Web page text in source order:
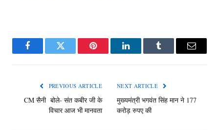
FacebookTwitter Pinterest LinkedInTumblr Email
PREVIOUS ARTICLE
CM सैनी बोले- संत कबीर जी के
विचार आज भी मानवता
NEXT ARTICLE
मुख्यमंत्री भगवंत सिंह मान ने 177
करोड़ रुपए की